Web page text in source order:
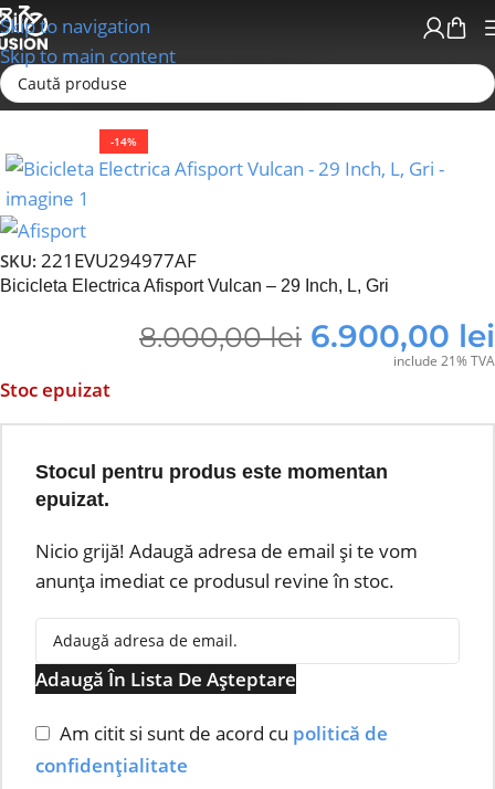
Skip to navigation
Skip to main content
Prima pagină
-14%
SKU: 221EVU294977AF
Bicicleta Electrica Afisport Vulcan – 29 Inch, L, Gri
8.000,00lei 6.900,00 lei
include 21% TVA
Stoc epuizat
Stocul pentru produs este momentan
epuizat.
Nicio grijă! Adaugă adresa de email și te vom
anunța imediat ce produsul revine în stoc.
Adaugă În Lista De Așteptare
Am citit si sunt de acord cu politică de
confidențialitate